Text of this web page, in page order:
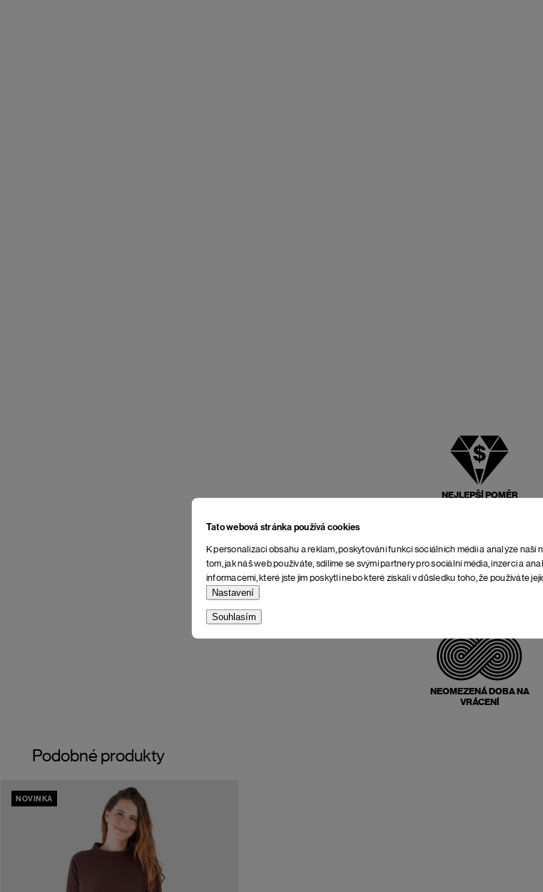
Tato webová stránka používá cookies
K personalizaci obsahu a reklam, poskytování funkcí sociálních médií a analýze
tom, jak náš web používáte, sdílíme se svými partnery pro sociální média, inzerci a
informacemi, které jste jim poskytli nebo které získali v důsledku toho, že používáte
Nastavení
Souhlasím
NEJLEPŠÍ POMĚR
NEOMEZENÁ DOBA NA
VRÁCENÍ
Podobné produkty
NOVINKA